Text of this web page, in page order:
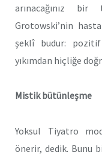
arınacağınız
Grotowski’nin
şeklî budur: pozitif
yıkımdan hiçliğe
Mistik bütünleşme
Yoksul Tiyatro
önerir, dedik. Bunu